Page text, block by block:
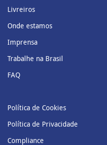
Livreiros
Onde estamos
Imprensa
Trabalhe na Brasil
FAQ
Política de Cookies
Política de Privacidade
Compliance